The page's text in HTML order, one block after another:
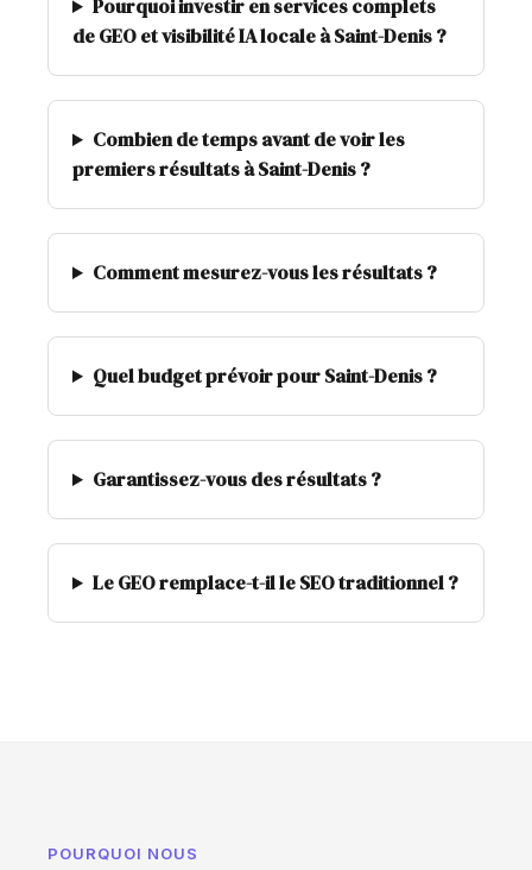
Pourquoi investir en services complets
de GEO et visibilité IA locale à Saint-Denis ?
Combien de temps avant de voir les
premiers résultats à Saint-Denis ?
Comment mesurez-vous les résultats ?
Quel budget prévoir pour Saint-Denis ?
Garantissez-vous des résultats ?
Le GEO remplace-t-il le SEO traditionnel ?
POURQUOI NOUS